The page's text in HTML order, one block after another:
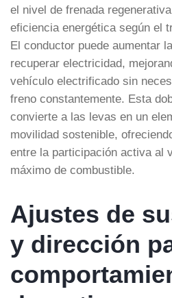
el nivel de frenada
eficiencia energética según el
El conductor puede aumentar
recuperar electricidad,
vehículo electrificado sin
freno constantemente. Esta
convierte a las levas en un
movilidad sostenible,
entre la participación activa al
máximo de combustible.
Ajustes de
y dirección